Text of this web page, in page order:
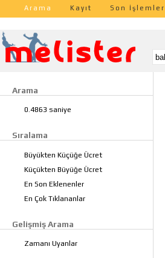
Arama Kayıt Son İşlemler
Arama
0.4863 saniye
Sıralama
Büyükten Küçüğe Ücret
Küçükten Büyüğe Ücret
En Son Eklenenler
En Çok Tıklananlar
Gelişmiş Arama
Zamanı Uyanlar